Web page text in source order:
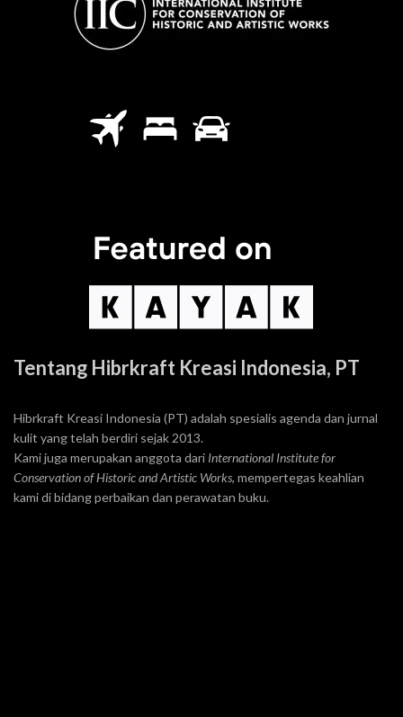
Tentang Hibrkraft Kreasi Indonesia, PT
Hibrkraft Kreasi Indonesia (PT) adalah spesialis agenda dan jurnal
kulit yang telah berdiri sejak 2013.
Kami juga merupakan anggota dari International Institute for
Conservation of Historic and Artistic Works, mempertegas keahlian
kami di bidang perbaikan dan perawatan buku.